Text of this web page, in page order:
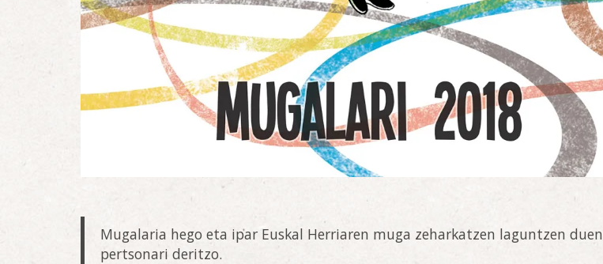
Mugalaria hego eta ipar Euskal Herriaren muga zeharkatzen laguntzen duen
pertsonari deritzo.